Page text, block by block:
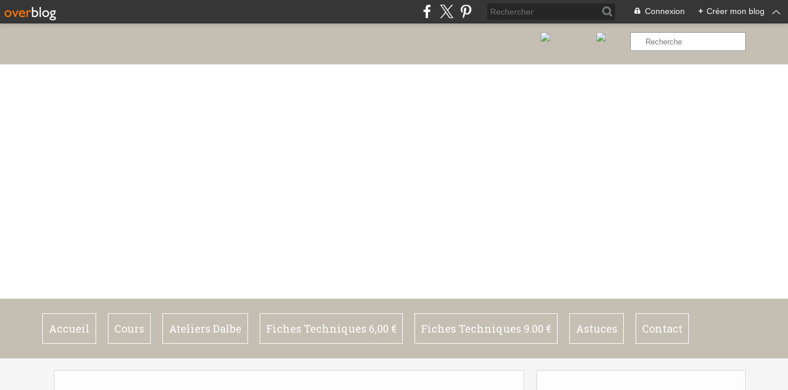
Connexion + Créer mon blog
Accueil Cours Ateliers Dalbe Fiches Techniques 6,00 € Fiches Techniques 9.00 € Astuces Contact